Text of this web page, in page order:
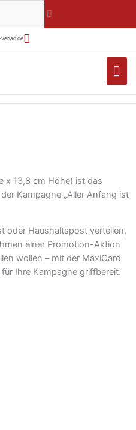
x 13,8 cm Höhe) ist das
Kampagne „Aller Anfang ist
oder Haushaltspost verteilen,
einer Promotion-Aktion
wollen – mit der MaxiCard
Ihre Kampagne griffbereit.